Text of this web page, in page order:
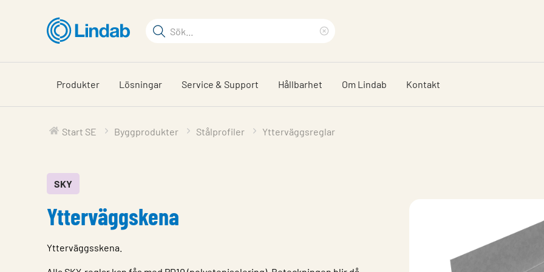
huvudinnehållet
Sökord
på
sajten
sökfras
Produkter Lösningar Service & Support Hållbarhet Om Lindab Kontakt
Start SE Byggprodukter Stålprofiler Ytterväggsreglar
SKY
Ytterväggskena
Ytterväggsskena.